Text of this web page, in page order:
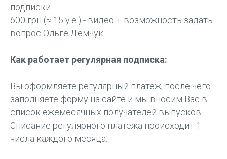
подписки
600 грн (≈ 15 у.е.) - видео + возможность задать
вопрос Ольге Демчук
Как работает регулярная подписка:
Вы оформляете регулярный платеж, после чего
заполняете форму на сайте и мы вносим Вас в
список ежемесячных получателей выпусков.
Списание регулярного платежа происходит 1
числа каждого месяца.